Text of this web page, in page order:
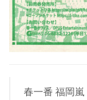
春一番 福岡嵐